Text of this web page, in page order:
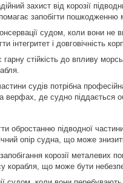
захист від корозії
запобігти пошкодженню
судом, коли вони не
і довговічність
стійкість до впливу
судів потрібна
верфах, де судно піддається
обростанню підводної
опір судна, що може
корозії металевих
корабля, що може бути